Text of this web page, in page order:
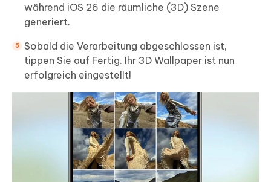
während iOS 26 die räumliche (3D) Szene
generiert.
Sobald die Verarbeitung abgeschlossen ist,
tippen Sie auf Fertig. Ihr 3D Wallpaper ist nun
erfolgreich eingestellt!